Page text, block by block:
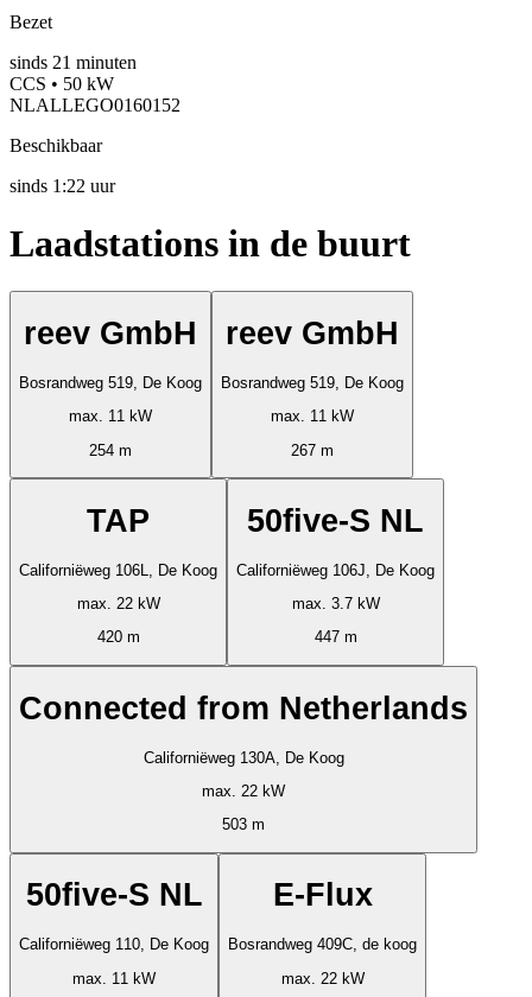
Bezet
sinds 21 minuten
CCS • 50 kW
NLALLEGO0160152
Beschikbaar
sinds 1:22 uur
Laadstations in de buurt
reev GmbH
Bosrandweg 519, De Koog
max. 11 kW
254 m
reev GmbH
Bosrandweg 519, De Koog
max. 11 kW
267 m
TAP
Californiëweg 106L, De Koog
max. 22 kW
420 m
50five-S NL
Californiëweg 106J, De Koog
max. 3.7 kW
447 m
Connected from Netherlands
Californiëweg 130A, De Koog
max. 22 kW
503 m
50five-S NL
Californiëweg 110, De Koog
max. 11 kW
E-Flux
Bosrandweg 409C, de koog
max. 22 kW